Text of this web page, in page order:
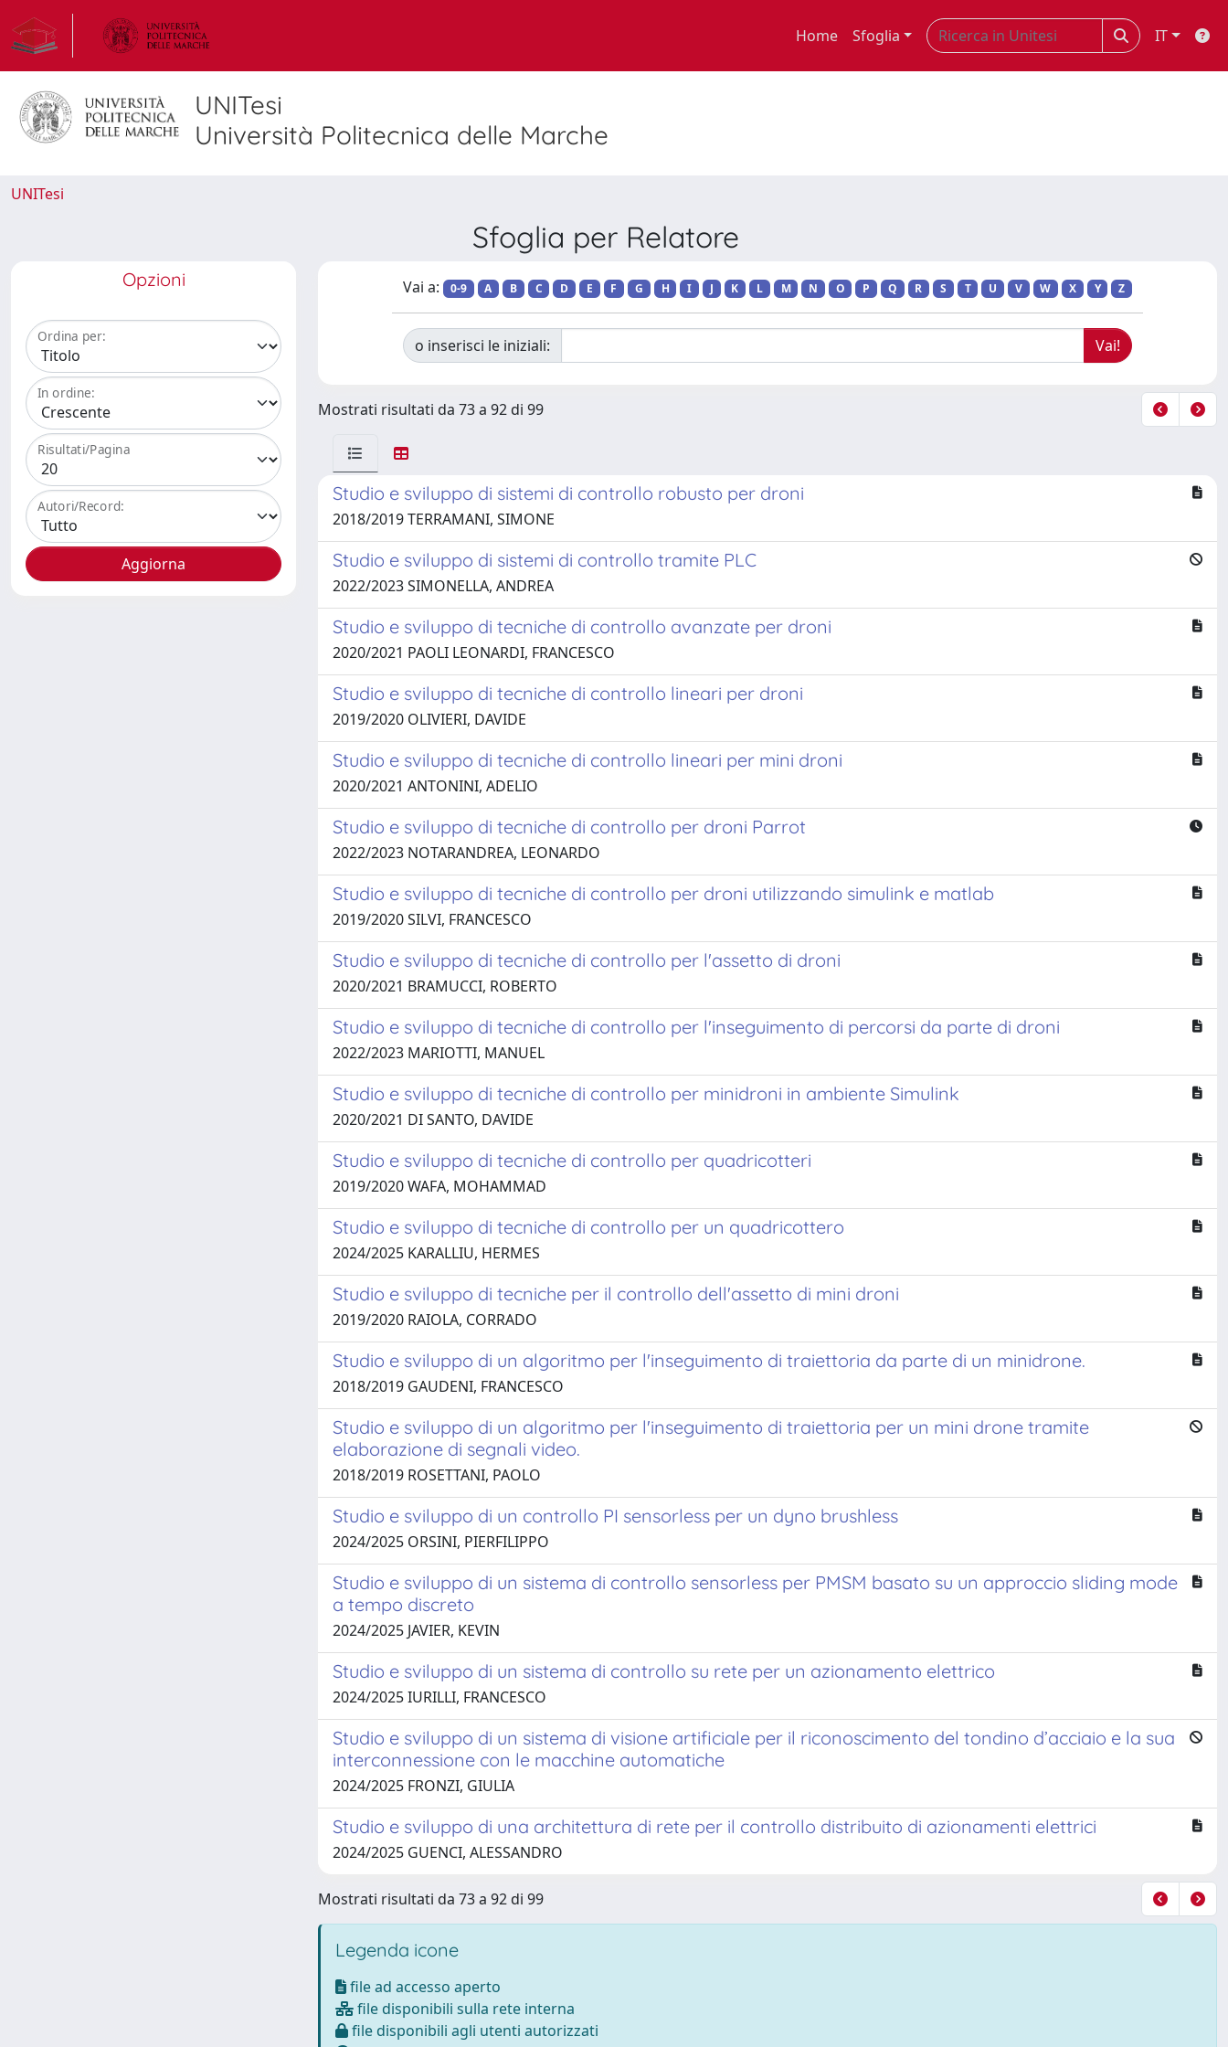
Home Sfoglia IT
UNITesi
Università Politecnica delle Marche
UNITesi
Sfoglia per Relatore
Opzioni
Ordina per:
In ordine:
Risultati/Pagina
Autori/Record:
Vai a: 0-9 A B C D E F G H I J K L M N O P Q R S T U V W X Y Z
o inserisci le iniziali:
Mostrati risultati da 73 a 92 di 99
Studio e sviluppo di sistemi di controllo robusto per droni
2018/2019 TERRAMANI, SIMONE
Studio e sviluppo di sistemi di controllo tramite PLC
2022/2023 SIMONELLA, ANDREA
Studio e sviluppo di tecniche di controllo avanzate per droni
2020/2021 PAOLI LEONARDI, FRANCESCO
Studio e sviluppo di tecniche di controllo lineari per droni
2019/2020 OLIVIERI, DAVIDE
Studio e sviluppo di tecniche di controllo lineari per mini droni
2020/2021 ANTONINI, ADELIO
Studio e sviluppo di tecniche di controllo per droni Parrot
2022/2023 NOTARANDREA, LEONARDO
Studio e sviluppo di tecniche di controllo per droni utilizzando simulink e matlab
2019/2020 SILVI, FRANCESCO
Studio e sviluppo di tecniche di controllo per l'assetto di droni
2020/2021 BRAMUCCI, ROBERTO
Studio e sviluppo di tecniche di controllo per l'inseguimento di percorsi da parte di droni
2022/2023 MARIOTTI, MANUEL
Studio e sviluppo di tecniche di controllo per minidroni in ambiente Simulink
2020/2021 DI SANTO, DAVIDE
Studio e sviluppo di tecniche di controllo per quadricotteri
2019/2020 WAFA, MOHAMMAD
Studio e sviluppo di tecniche di controllo per un quadricottero
2024/2025 KARALLIU, HERMES
Studio e sviluppo di tecniche per il controllo dell'assetto di mini droni
2019/2020 RAIOLA, CORRADO
Studio e sviluppo di un algoritmo per l'inseguimento di traiettoria da parte di un minidrone.
2018/2019 GAUDENI, FRANCESCO
Studio e sviluppo di un algoritmo per l'inseguimento di traiettoria per un mini drone tramite
elaborazione di segnali video.
2018/2019 ROSETTANI, PAOLO
Studio e sviluppo di un controllo PI sensorless per un dyno brushless
2024/2025 ORSINI, PIERFILIPPO
Studio e sviluppo di un sistema di controllo sensorless per PMSM basato su un approccio sliding mode
a tempo discreto
2024/2025 JAVIER, KEVIN
Studio e sviluppo di un sistema di controllo su rete per un azionamento elettrico
2024/2025 IURILLI, FRANCESCO
Studio e sviluppo di un sistema di visione artificiale per il riconoscimento del tondino d’acciaio e la sua
interconnessione con le macchine automatiche
2024/2025 FRONZI, GIULIA
Studio e sviluppo di una architettura di rete per il controllo distribuito di azionamenti elettrici
2024/2025 GUENCI, ALESSANDRO
Mostrati risultati da 73 a 92 di 99
Legenda icone
file ad accesso aperto
file disponibili sulla rete interna
file disponibili agli utenti autorizzati